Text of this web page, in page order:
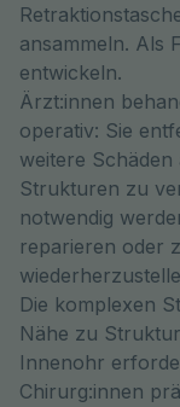
ansammeln. Als
entwickeln.
Ärzt:innen
operativ: Sie
weitere
Strukturen zu
notwendig
reparieren oder
Die komplexen
Nähe zu
Innenohr
Chirurg:innen